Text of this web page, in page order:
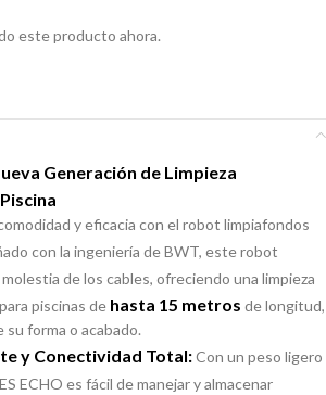
este producto ahora.
Generación de Limpieza
y eficacia con el robot limpiafondos
con la ingeniería de BWT, este robot
molestia de los cables, ofreciendo una limpieza
piscinas de hasta 15 metros de longitud,
forma o acabado.
y Conectividad Total:Con un peso ligero
ECHO es fácil de manejar y almacenar